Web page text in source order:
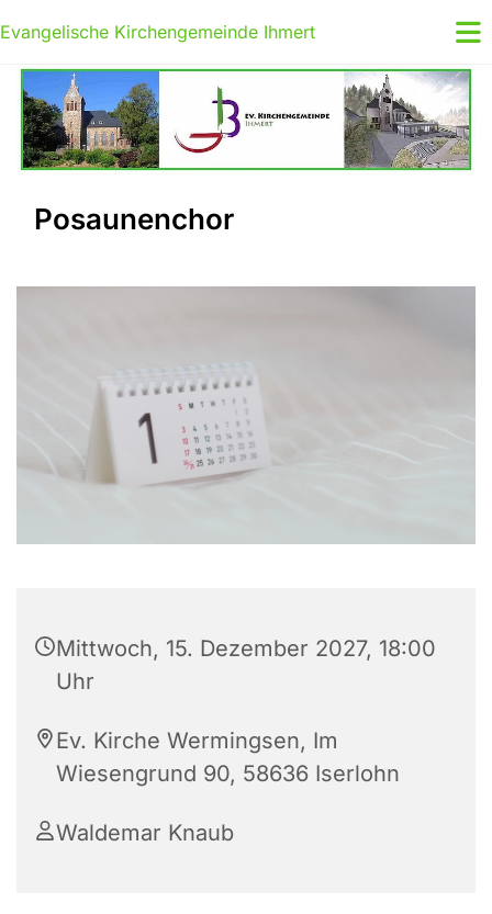
Evangelische Kirchengemeinde Ihmert
Posaunenchor
Mittwoch, 15. Dezember 2027, 18:00
Uhr
Ev. Kirche Wermingsen, Im
Wiesengrund 90, 58636 Iserlohn
Waldemar Knaub